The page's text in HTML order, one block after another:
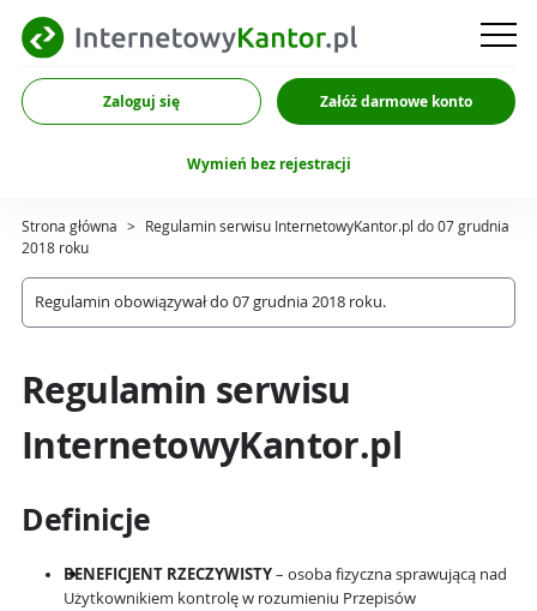
Zaloguj się Załóż darmowe konto
Wymień bez rejestracji
Strona główna > Regulamin serwisu InternetowyKantor.pl do 07 grudnia
2018 roku
Regulamin obowiązywał do 07 grudnia 2018 roku.
Regulamin serwisu
InternetowyKantor.pl
Definicje
BENEFICJENT RZECZYWISTY– osoba fizyczna sprawującą nad
Użytkownikiem kontrolę w rozumieniu Przepisów